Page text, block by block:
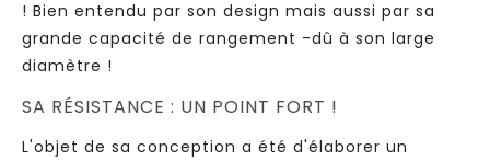
! Bien entendu par son design mais aussi par sa
grande capacité de rangement -dû à son large
diamètre !
SA RÉSISTANCE : UN POINT FORT !
L'objet de sa conception a été d'élaborer un